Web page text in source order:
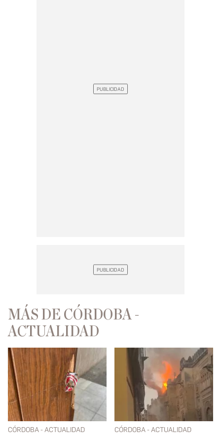
MÁS DE CÓRDOBA -
ACTUALIDAD
CÓRDOBA - ACTUALIDAD CÓRDOBA - ACTUALIDAD